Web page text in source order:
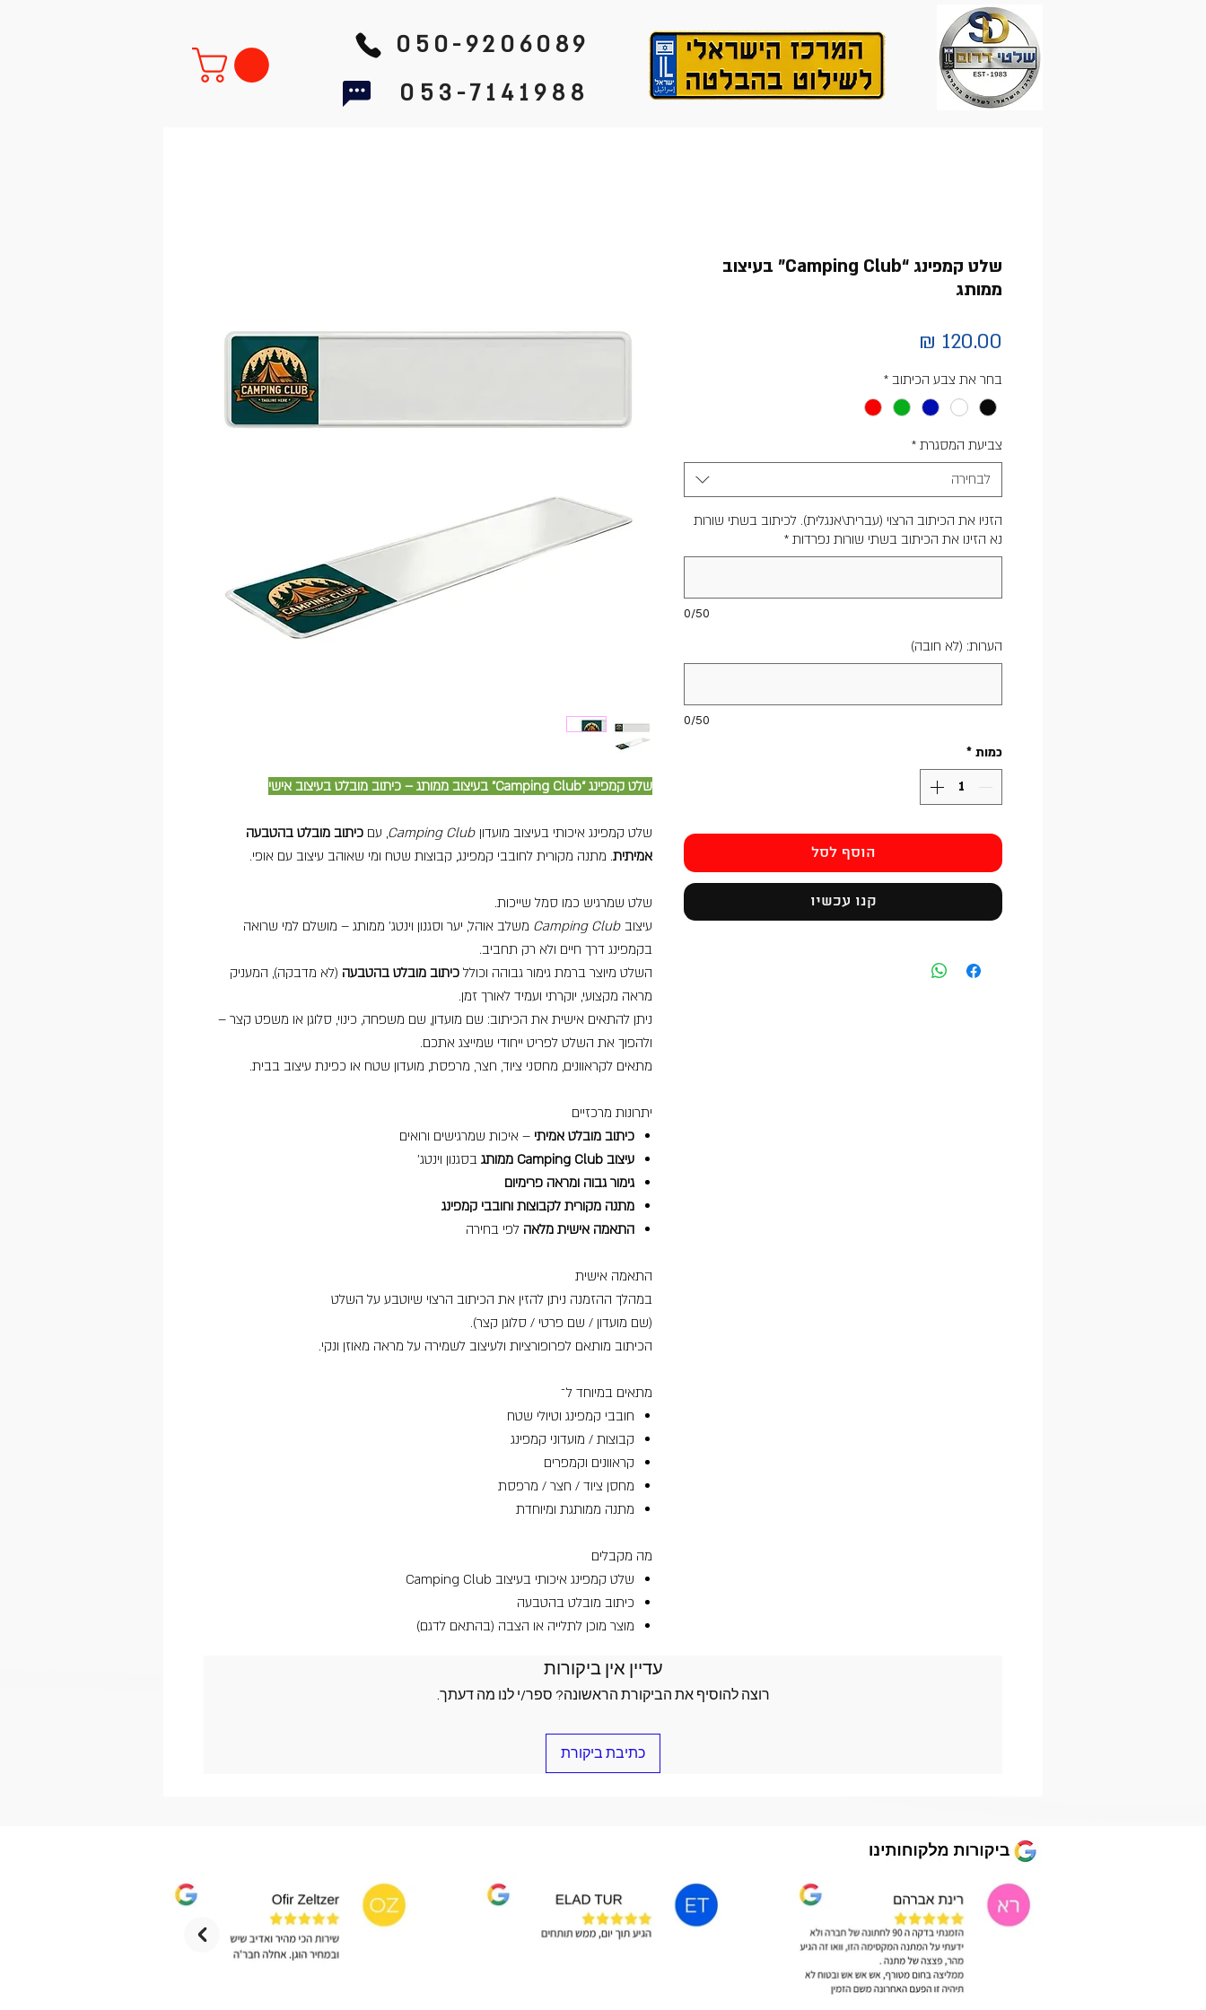
050-9206089
053-7141988
שלט קמפינג “Camping Club” בעיצוב ממותג – כיתוב מובלט בעיצוב אישי
שלט קמפינג איכותי בעיצוב מועדון Camping Club, עם כיתוב מובלט בהטבעה
אמיתית. מתנה מקורית לחובבי קמפינג, קבוצות שטח ומי שאוהב עיצוב עם אופי.
שלט שמרגיש כמו סמל שייכות.
עיצוב Camping Club משלב אוהל, יער וסגנון וינטג’ ממותג – מושלם למי שרואה
בקמפינג דרך חיים ולא רק תחביב.
השלט מיוצר ברמת גימור גבוהה וכולל כיתוב מובלט בהטבעה (לא מדבקה), המעניק
מראה מקצועי, יוקרתי ועמיד לאורך זמן.
ניתן להתאים אישית את הכיתוב: שם מועדון, שם משפחה, כינוי, סלוגן או משפט קצר –
ולהפוך את השלט לפריט ייחודי שמייצג אתכם.
מתאים לקראוונים, מחסני ציוד, חצר, מרפסת, מועדון שטח או כפינת עיצוב בבית.
יתרונות מרכזיים
כיתוב מובלט אמיתי – איכות שמרגישים ורואים
עיצוב Camping Club ממותג
בסגנון וינטג’
גימור גבוה ומראה פרימיום
מתנה מקורית לקבוצות וחובבי קמפינג
התאמה אישית מלאה לפי בחירה
התאמה אישית
במהלך ההזמנה ניתן להזין את הכיתוב הרצוי שיוטבע על השלט
(שם מועדון / שם פרטי / סלוגן קצר).
הכיתוב מותאם לפרופורציות ולעיצוב לשמירה על מראה מאוזן ונקי.
מתאים במיוחד ל־
חובבי קמפינג וטיולי שטח
קבוצות / מועדוני קמפינג
קראוונים וקמפרים
מחסן ציוד / חצר / מרפסת
מתנה ממותגת ומיוחדת
מה מקבלים
שלט קמפינג איכותי בעיצוב Camping Club
כיתוב מובלט בהטבעה
מוצר מוכן לתלייה או הצבה (בהתאם לדגם)
שלט קמפינג “Camping Club” בעיצוב
ממותג
בחר את צבע הכיתוב *
צביעת המסגרת *
לבחירה
הזניו את הכיתוב הרצוי (עברית\אנגלית). לכיתוב בשתי שורות
נא הזינו את הכיתוב בשתי שורות נפרדות *
0/50
הערות: (לא חובה)
0/50
כמות *
הוסף לסל
קנו עכשיו
עדיין אין ביקורות
רוצה להוסיף את הביקורת הראשונה? ספר/י לנו מה דעתך.
כתיבת ביקורת